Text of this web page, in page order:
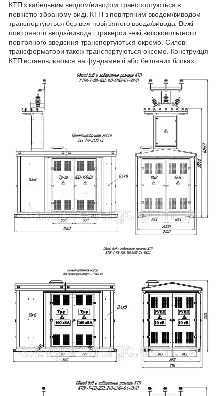
КТП з кабельним вводом/виводом транспортуються в
повністю зібраному виді. КТП з повітряним вводом/виводом
транспортуються без веж повітряного ввода/вивода. Вежі
повітряного ввода/вивода і траверси вежі високовольтного
повітряного введення транспортуються окремо. Силові
трансформатори також транспортуються окремо. Конструкція
КТП встановлюється на фундаменті або бетонних блоках.